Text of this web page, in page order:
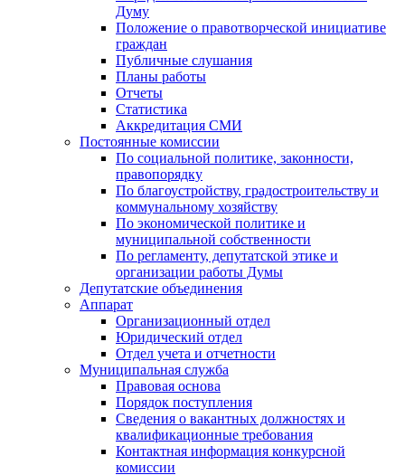
Думу
Положение о правотворческой инициативе
граждан
Публичные слушания
Планы работы
Отчеты
Статистика
Аккредитация СМИ
Постоянные комиссии
По социальной политике, законности,
правопорядку
По благоустройству, градостроительству и
коммунальному хозяйству
По экономической политике и
муниципальной собственности
По регламенту, депутатской этике и
организации работы Думы
Депутатские объединения
Аппарат
Организационный отдел
Юридический отдел
Отдел учета и отчетности
Муниципальная служба
Правовая основа
Порядок поступления
Сведения о вакантных должностях и
квалификационные требования
Контактная информация конкурсной
комиссии